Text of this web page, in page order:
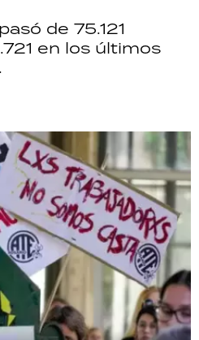
de 75.121
en los últimos